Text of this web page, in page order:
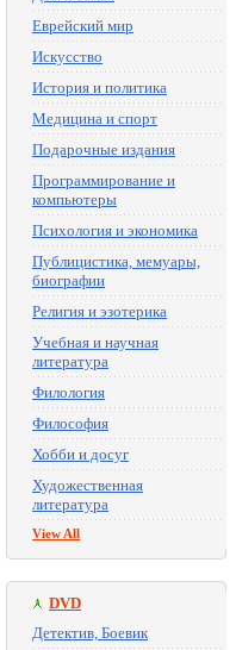
Еврейский мир
Искусство
История и политика
Медицина и спорт
Подарочные издания
Программирование и
компьютеры
Психология и экономика
Публицистика, мемуары,
биографии
Религия и эзотерика
Учебная и научная
литература
Филология
Философия
Хобби и досуг
Художественная
литература
View All
DVD
Детектив, Боевик